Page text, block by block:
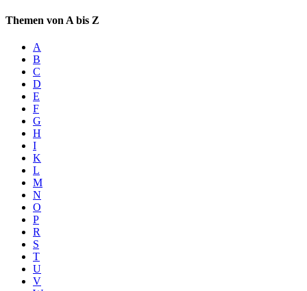
Themen von A bis Z
A
B
C
D
E
F
G
H
I
K
L
M
N
O
P
R
S
T
U
V